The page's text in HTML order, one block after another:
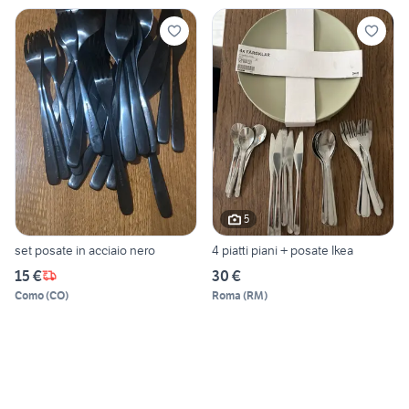
set posate in acciaio nero
15 €
Como(CO)
5
4 piatti piani + posate Ikea
30 €
Roma (RM)